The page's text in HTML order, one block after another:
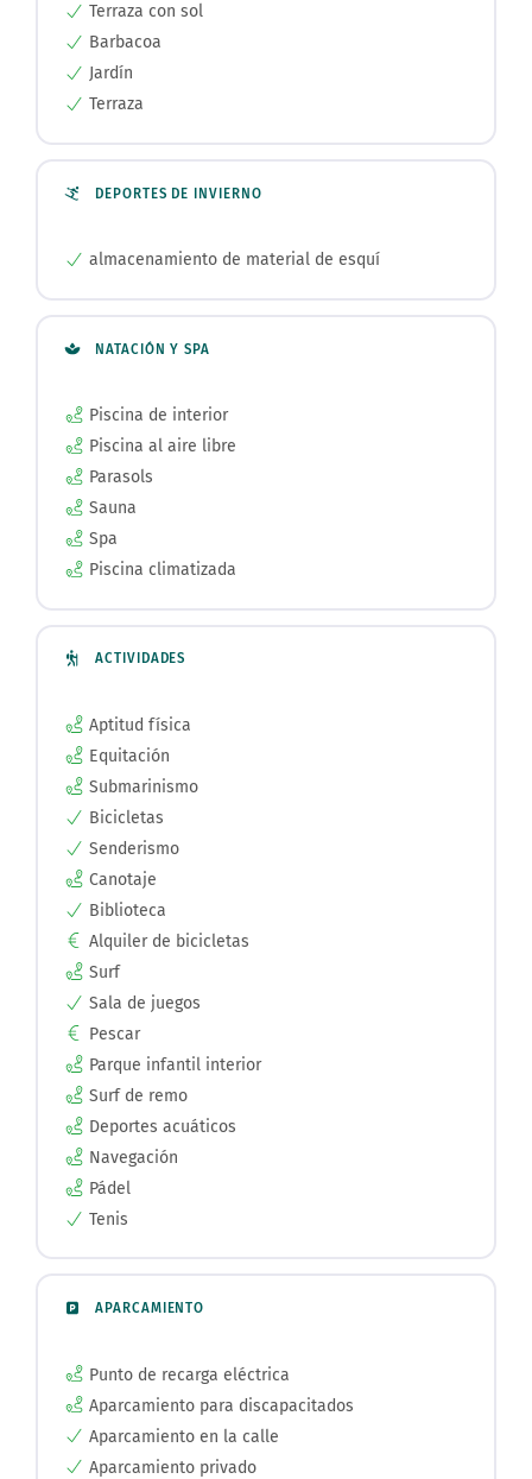
Terraza con sol
Barbacoa
Jardín
Terraza
DEPORTES DE INVIERNO
almacenamiento de material de esquí
NATACIÓN Y SPA
Piscina de interior
Piscina al aire libre
Parasols
Sauna
Spa
Piscina climatizada
ACTIVIDADES
Aptitud física
Equitación
Submarinismo
Bicicletas
Senderismo
Canotaje
Biblioteca
Alquiler de bicicletas
Surf
Sala de juegos
Pescar
Parque infantil interior
Surf de remo
Deportes acuáticos
Navegación
Pádel
Tenis
APARCAMIENTO
Punto de recarga eléctrica
Aparcamiento para discapacitados
Aparcamiento en la calle
Aparcamiento privado